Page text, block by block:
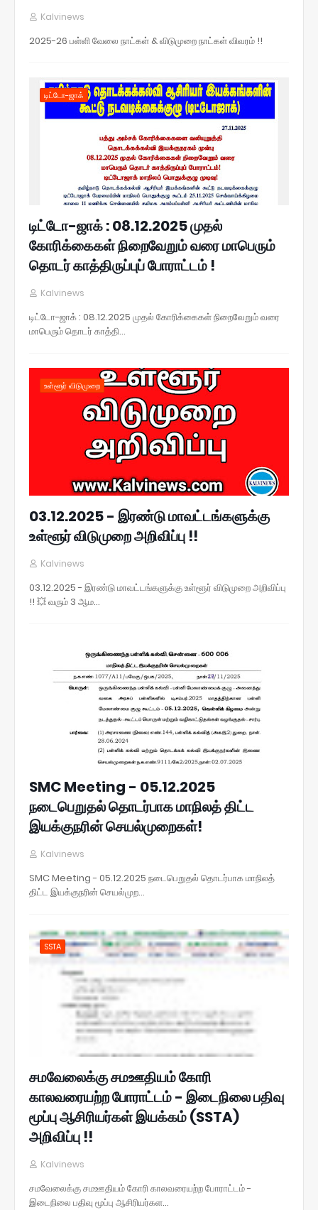
Kalvinews
2025-26 பள்ளி வேலை நாட்கள் & விடுமுறை நாட்கள் விவரம் !!
டிட்டோ-ஜாக்
டிட்டோ-ஜாக் : 08.12.2025 முதல்
கோரிக்கைகள் நிறைவேறும் வரை மாபெரும்
தொடர் காத்திருப்புப் போராட்டம் !
Kalvinews
டிட்டோ-ஜாக் : 08.12.2025 முதல் கோரிக்கைகள் நிறைவேறும் வரை
மாபெரும் தொடர் காத்தி…
உள்ளூர் விடுமுறை
03.12.2025 - இரண்டு மாவட்டங்களுக்கு
உள்ளூர் விடுமுறை அறிவிப்பு !!
Kalvinews
03.12.2025 - இரண்டு மாவட்டங்களுக்கு உள்ளூர் விடுமுறை அறிவிப்பு
!! 💥 வரும் 3 ஆம…
SMC Meeting - 05.12.2025
நடைபெறுதல் தொடர்பாக மாநிலத் திட்ட
இயக்குநரின் செயல்முறைகள்!
Kalvinews
SMC Meeting - 05.12.2025 நடைபெறுதல் தொடர்பாக மாநிலத்
திட்ட இயக்குநரின் செயல்முற…
SSTA
சமவேலைக்கு சமஊதியம் கோரி
காலவரையற்ற போராட்டம் - இடைநிலை பதிவு
மூப்பு ஆசிரியர்கள் இயக்கம் (SSTA)
அறிவிப்பு !!
Kalvinews
சமவேலைக்கு சமஊதியம் கோரி காலவரையற்ற போராட்டம் -
இடைநிலை பதிவு மூப்பு ஆசிரியர்கள…